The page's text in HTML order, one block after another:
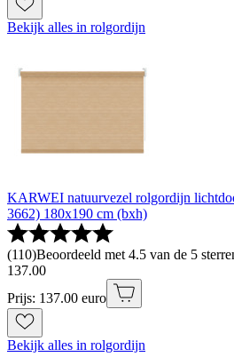
Bekijk alles in rolgordijn
KARWEI natuurvezel rolgordijn
3662) 180x190 cm (bxh)
(110)Beoordeeld met 4.5 van de 5
137.00
Prijs: 137.00 euro
Bekijk alles in rolgordijn